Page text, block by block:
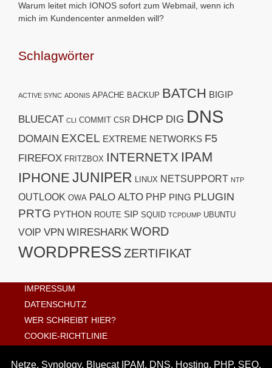
Warum leitet mich IONOS sofort zum Webmail, wenn ich
mich im Kundencenter anmelden will?
Schlagwörter
ACTIVE SYNC ADONIS APACHE BACKUP BATCH BIGIP
BLUECAT CLI COMMIT CSR DHCP DIG DNS
DOMAIN EXCEL EXTREME NETWORKS F5
FIREFOX FRITZBOX INTERNETX IPAM
IPHONE JUNIPER LINUX NETSUPPORT NTP
OUTLOOK OWA PALO ALTO PHP PING PLUGIN
PRTG PYTHON ROUTE SIP SQUID TCPDUMP UBUNTU
VOIP VPN WIRESHARK WORD
WORDPRESSZERTIFIKAT
IMPRESSUM
DATENSCHUTZ
WER SCHREIBT HIER?
COOKIE-RICHTLINIE
Netze, Synology, Bluecat IPAM, DNS, Hosting, PHP, SEO,